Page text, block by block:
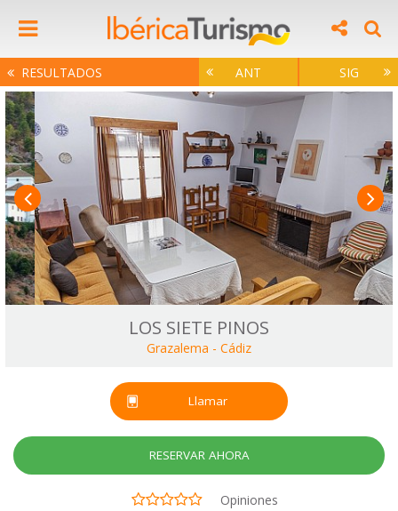
RESULTADOS ANT SIG
LOS SIETE PINOS
Grazalema - Cádiz
Llamar
RESERVAR AHORA
Opiniones